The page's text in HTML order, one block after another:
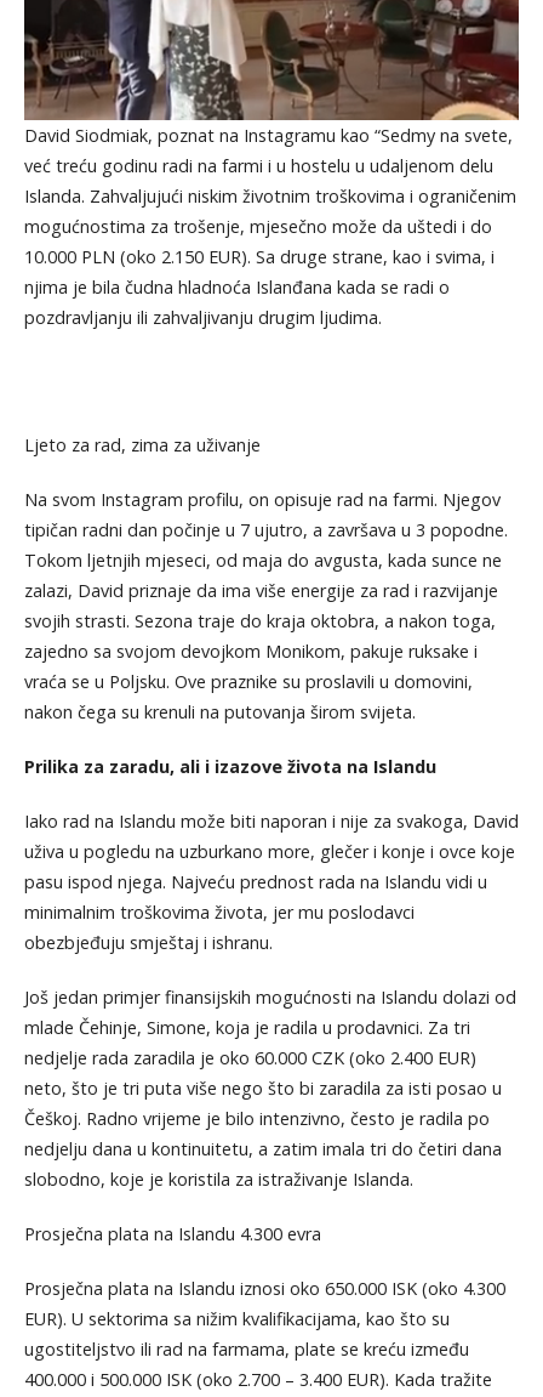
David Siodmiak, poznat na Instagramu kao “Sedmy na svete,
već treću godinu radi na farmi i u hostelu u udaljenom delu
Islanda. Zahvaljujući niskim životnim troškovima i ograničenim
mogućnostima za trošenje, mjesečno može da uštedi i do
10.000 PLN (oko 2.150 EUR). Sa druge strane, kao i svima, i
njima je bila čudna hladnoća Islanđana kada se radi o
pozdravljanju ili zahvaljivanju drugim ljudima.
Ljeto za rad, zima za uživanje
Na svom Instagram profilu, on opisuje rad na farmi. Njegov
tipičan radni dan počinje u 7 ujutro, a završava u 3 popodne.
Tokom ljetnjih mjeseci, od maja do avgusta, kada sunce ne
zalazi, David priznaje da ima više energije za rad i razvijanje
svojih strasti. Sezona traje do kraja oktobra, a nakon toga,
zajedno sa svojom devojkom Monikom, pakuje ruksake i
vraća se u Poljsku. Ove praznike su proslavili u domovini,
nakon čega su krenuli na putovanja širom svijeta.
Prilika za zaradu, ali i izazove života na Islandu
Iako rad na Islandu može biti naporan i nije za svakoga, David
uživa u pogledu na uzburkano more, glečer i konje i ovce koje
pasu ispod njega. Najveću prednost rada na Islandu vidi u
minimalnim troškovima života, jer mu poslodavci
obezbjeđuju smještaj i ishranu.
Još jedan primjer finansijskih mogućnosti na Islandu dolazi od
mlade Čehinje, Simone, koja je radila u prodavnici. Za tri
nedjelje rada zaradila je oko 60.000 CZK (oko 2.400 EUR)
neto, što je tri puta više nego što bi zaradila za isti posao u
Češkoj. Radno vrijeme je bilo intenzivno, često je radila po
nedjelju dana u kontinuitetu, a zatim imala tri do četiri dana
slobodno, koje je koristila za istraživanje Islanda.
Prosječna plata na Islandu 4.300 evra
Prosječna plata na Islandu iznosi oko 650.000 ISK (oko 4.300
EUR). U sektorima sa nižim kvalifikacijama, kao što su
ugostiteljstvo ili rad na farmama, plate se kreću između
400.000 i 500.000 ISK (oko 2.700 – 3.400 EUR). Kada tražite